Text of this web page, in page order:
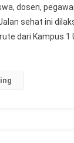
dosen,
sehat ini
dari Kampus 1